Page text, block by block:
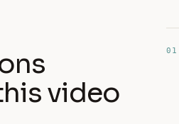
video
01